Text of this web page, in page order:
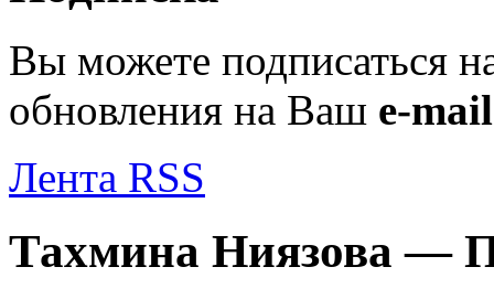
Вы можете подписаться
обновления на Ваш e-mail
Лента RSS
Тахмина Ниязова —